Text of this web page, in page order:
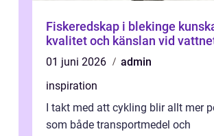
Fiskeredskap i blekinge kunskap,
kvalitet och känslan vid
01 juni 2026
admin
inspiration
I takt med att cykling blir allt mer
som både transportmedel och